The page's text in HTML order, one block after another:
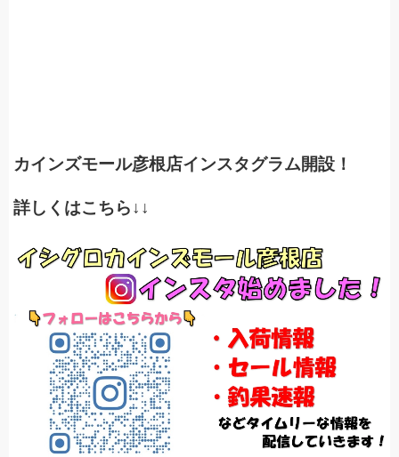
カインズモール彦根店インスタグラム開設！
詳しくはこちら↓↓